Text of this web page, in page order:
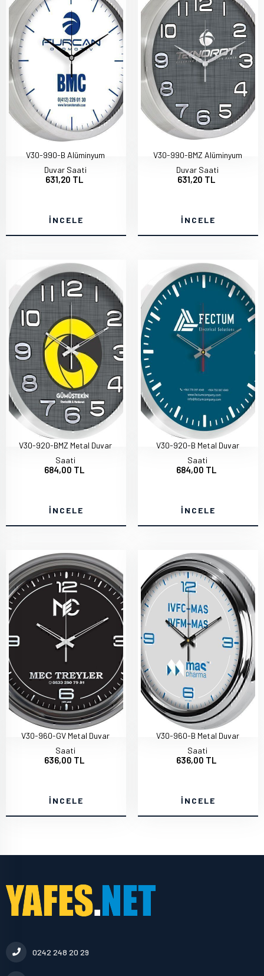
V30-990-B Alüminyum
Duvar Saati
631,20 TL
İNCELE
V30-990-BMZ Alüminyum
Duvar Saati
631,20 TL
İNCELE
V30-920-BMZ Metal Duvar
Saati
684,00 TL
İNCELE
V30-920-B Metal Duvar
Saati
684,00 TL
İNCELE
V30-960-GV Metal Duvar
Saati
636,00 TL
İNCELE
V30-960-B Metal Duvar
Saati
636,00 TL
İNCELE
0242 248 20 29